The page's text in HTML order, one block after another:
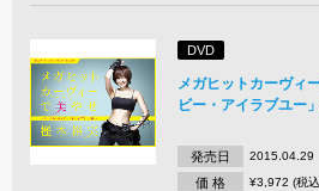
DVD
メガヒットカーヴィ
ビー・アイラブユー
発売日 2015.04.29
価 格 ¥3,972 (税